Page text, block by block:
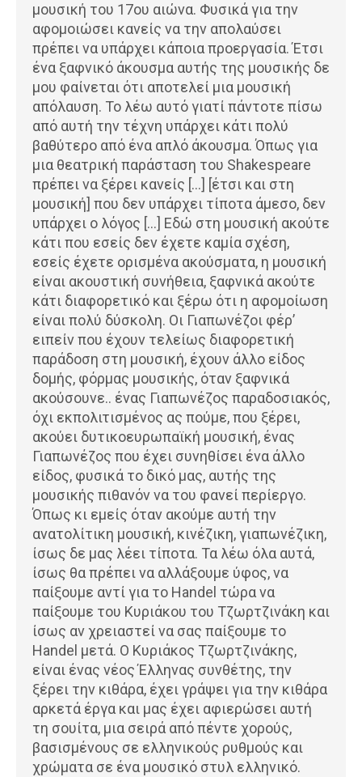
μουσική του 17ου αιώνα. Φυσικά για την
αφομοιώσει κανείς να την απολαύσει
πρέπει να υπάρχει κάποια προεργασία. Έτσι
ένα ξαφνικό άκουσμα αυτής της μουσικής δε
μου φαίνεται ότι αποτελεί μια μουσική
απόλαυση. Το λέω αυτό γιατί πάντοτε πίσω
από αυτή την τέχνη υπάρχει κάτι πολύ
βαθύτερο από ένα απλό άκουσμα. Όπως για
μια θεατρική παράσταση του Shakespeare
πρέπει να ξέρει κανείς […] [έτσι και στη
μουσική] που δεν υπάρχει τίποτα άμεσο, δεν
υπάρχει ο λόγος […] Εδώ στη μουσική ακούτε
κάτι που εσείς δεν έχετε καμία σχέση,
εσείς έχετε ορισμένα ακούσματα, η μουσική
είναι ακουστική συνήθεια, ξαφνικά ακούτε
κάτι διαφορετικό και ξέρω ότι η αφομοίωση
είναι πολύ δύσκολη. Οι Γιαπωνέζοι φέρ’
ειπείν που έχουν τελείως διαφορετική
παράδοση στη μουσική, έχουν άλλο είδος
δομής, φόρμας μουσικής, όταν ξαφνικά
ακούσουνε.. ένας Γιαπωνέζος παραδοσιακός,
όχι εκπολιτισμένος ας πούμε, που ξέρει,
ακούει δυτικοευρωπαϊκή μουσική, ένας
Γιαπωνέζος που έχει συνηθίσει ένα άλλο
είδος, φυσικά το δικό μας, αυτής της
μουσικής πιθανόν να του φανεί περίεργο.
Όπως κι εμείς όταν ακούμε αυτή την
ανατολίτικη μουσική, κινέζικη, γιαπωνέζικη,
ίσως δε μας λέει τίποτα. Τα λέω όλα αυτά,
ίσως θα πρέπει να αλλάξουμε ύφος, να
παίξουμε αντί για το Handel τώρα να
παίξουμε του Κυριάκου του Τζωρτζινάκη και
ίσως αν χρειαστεί να σας παίξουμε το
Handel μετά. Ο Κυριάκος Τζωρτζινάκης,
είναι ένας νέος Έλληνας συνθέτης, την
ξέρει την κιθάρα, έχει γράψει για την κιθάρα
αρκετά έργα και μας έχει αφιερώσει αυτή
τη σουίτα, μια σειρά από πέντε χορούς,
βασισμένους σε ελληνικούς ρυθμούς και
χρώματα σε ένα μουσικό στυλ ελληνικό.